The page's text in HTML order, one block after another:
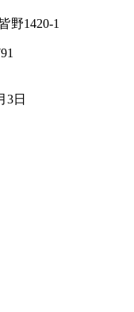
野1420-1
3日